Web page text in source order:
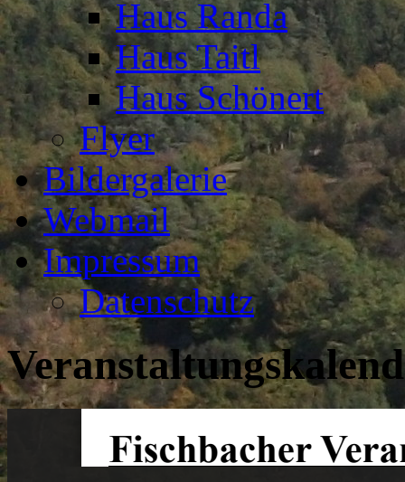
Haus Randa
Haus Taitl
Haus Schönert
Flyer
Bildergalerie
Webmail
Impressum
Datenschutz